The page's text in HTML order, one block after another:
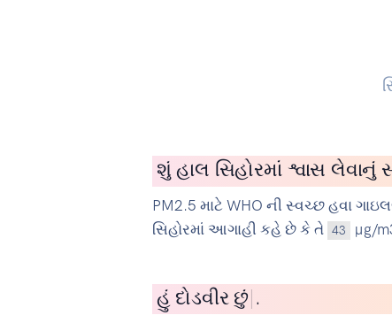
શું હાલ સિહોરમાં શ્વાસ લેવાનું
PM2.5 માટે WHO ની સ્વચ્છ હવા
સિહોરમાં આગાહી કહે છે કે તે 43 µg/
હું સાયકલ|.